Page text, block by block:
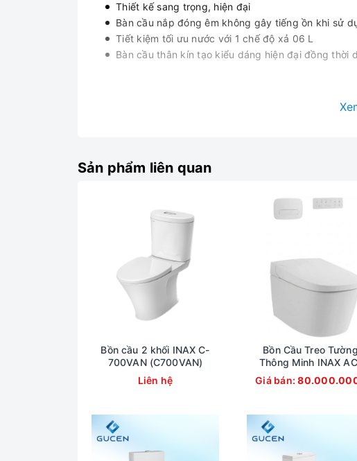
Thiết kế sang trọng, hiện đại
Bàn cầu nắp đóng êm không gây tiếng ồn khi sử
Tiết kiệm tối ưu nước với 1 chế độ xả 06 L
Bàn cầu thân kín tạo kiểu dáng hiện đại đồng thời
Sản phẩm liên quan
Bồn cầu 2 khối INAX C-
700VAN (C700VAN)
Liên hệ
Bồn Cầu Treo Tường
Thông Minh INAX
820VN (AC820VN)
Giá bán: